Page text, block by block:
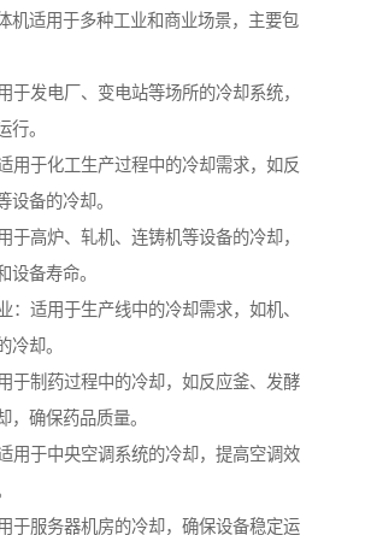
机适用于多种工业和商业场景，主要包
于发电厂、变电站等场所的冷却系统，
行。
用于化工生产过程中的冷却需求，如反
设备的冷却。
于高炉、轧机、连铸机等设备的冷却，
设备寿命。
：适用于生产线中的冷却需求，如机、
冷却。
于制药过程中的冷却，如反应釜、发酵
，确保药品质量。
用于中央空调系统的冷却，提高空调效
于服务器机房的冷却，确保设备稳定运